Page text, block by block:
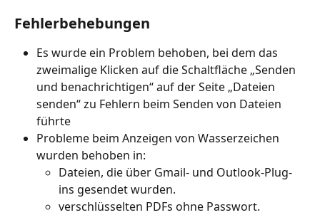
Fehlerbehebungen
Es wurde ein Problem behoben, bei dem das
zweimalige Klicken auf die Schaltfläche „Senden
und benachrichtigen“ auf der Seite „Dateien
senden“ zu Fehlern beim Senden von Dateien
führte
Probleme beim Anzeigen von Wasserzeichen
wurden behoben in:
Dateien, die über Gmail- und Outlook-Plug-
ins gesendet wurden.
verschlüsselten PDFs ohne Passwort.